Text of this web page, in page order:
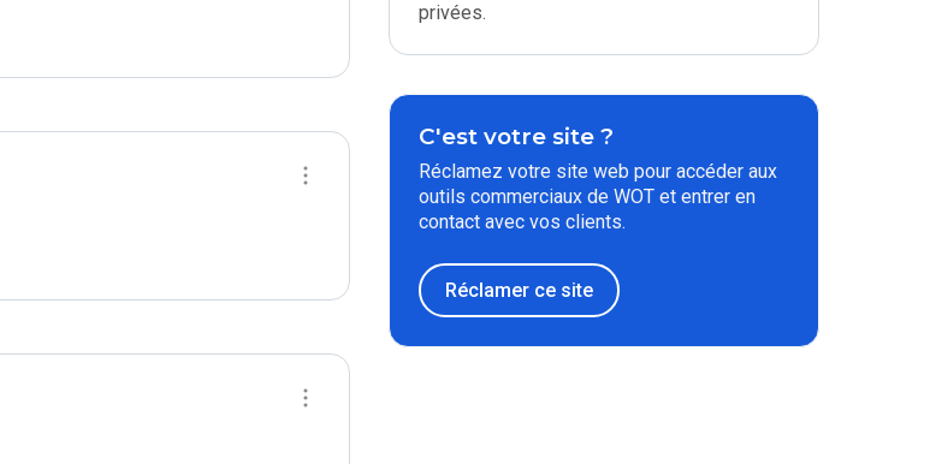
privées.
C'est votre site ?
Réclamez votre site web pour accéder aux
outils commerciaux de WOT et entrer en
contact avec vos clients.
Réclamer ce site